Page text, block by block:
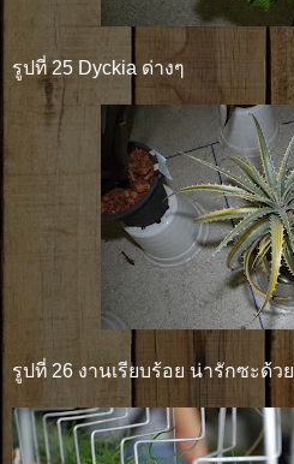
รูปที่ 25 Dyckia ด่างๆ
รูปที่ 26 งานเรียบร้อย น่ารักซะด้วย